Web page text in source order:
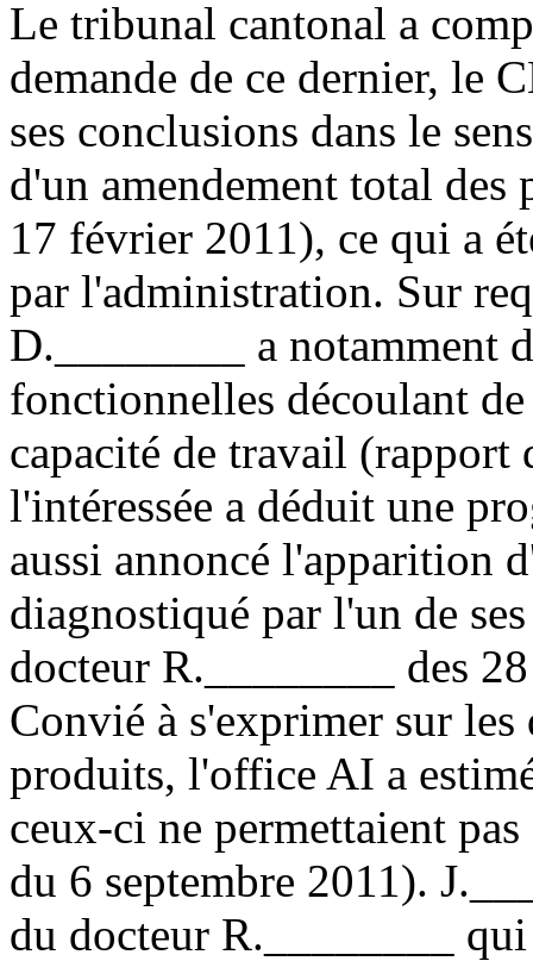
Le tribunal cantonal a
demande de ce dernier, le
ses conclusions dans le
d'un amendement total
17 février 2011), ce qui a
par l'administration. Sur
D.________ a notamment
fonctionnelles découlant
capacité de travail (rapport
l'intéressée a déduit une
aussi annoncé l'apparition
diagnostiqué par l'un de
docteur R.________ des
Convié à s'exprimer sur
produits, l'office AI a
ceux-ci ne permettaient
du 6 septembre 2011).
du docteur R.________